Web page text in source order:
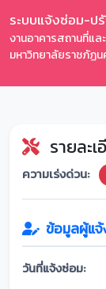
ระบบแจ้งซ่อม-ป
งานอาคารสถานที่แ
มหาวิทยาลัยราชภัฏ
รายละ
ความเร่งด่วน:
ข้อมูลผู้แจ้
วันที่แจ้งซ่อม: